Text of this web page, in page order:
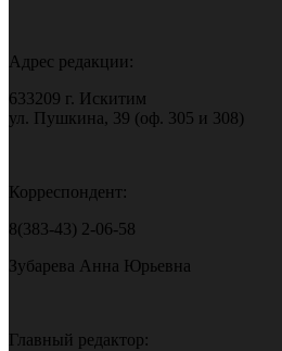
Адрес редакции:
633209 г. Искитим
ул. Пушкина, 39 (оф. 305 и 308)
Корреспондент:
8(383-43) 2-06-58
Зубарева Анна Юрьевна
Главный редактор: